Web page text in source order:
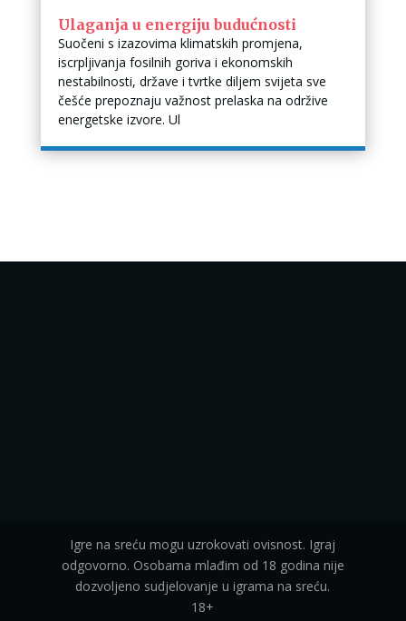
Ulaganja u energiju budućnosti
Suočeni s izazovima klimatskih promjena,
iscrpljivanja fosilnih goriva i ekonomskih
nestabilnosti, države i tvrtke diljem svijeta sve
češće prepoznaju važnost prelaska na održive
energetske izvore. Ul
Igre na sreću mogu uzrokovati ovisnost. Igraj
odgovorno. Osobama mlađim od 18 godina nije
dozvoljeno sudjelovanje u igrama na sreću.
18+